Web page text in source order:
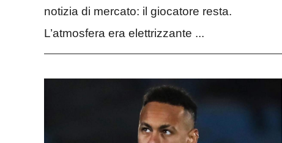
notizia di mercato: il giocatore resta.
L’atmosfera era elettrizzante ...